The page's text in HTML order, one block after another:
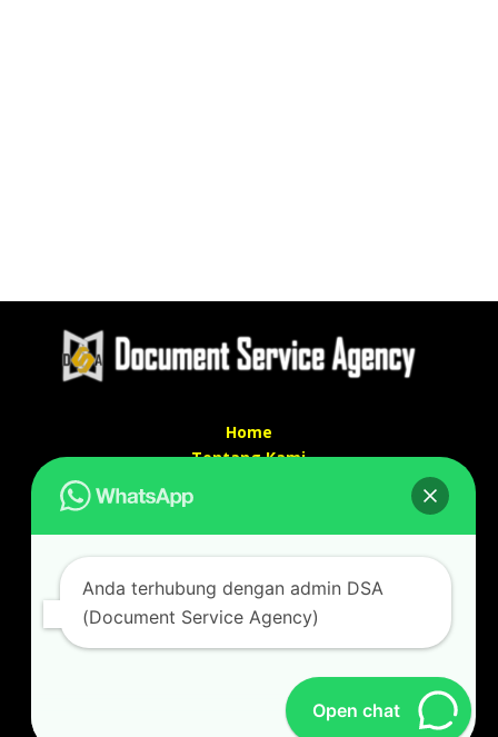
Home
Tentang Kami
Kontak kami
Alamat kantor :
Jl Swadaya Pam No 6 Rt 006 Rw 007 Jatinegara,
Cakung, Jakarta Timur 13930
087887631193 / 021 48671259
documentsserviceagency@gmail.com
Anda terhubung dengan admin DSA
(Document Service Agency)
Open chat